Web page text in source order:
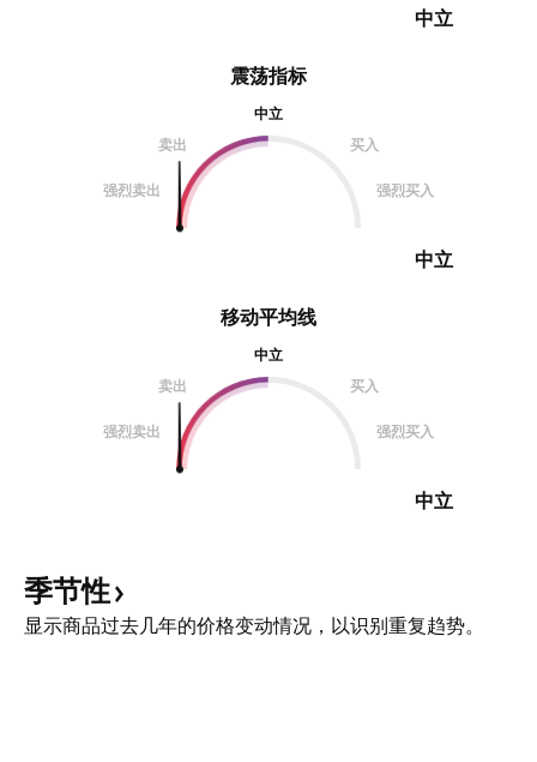
震荡指标
中立
卖出
买入
强烈卖出 强烈买入
中立
中立
移动平均线
中立
卖出
买入
强烈卖出 强烈买入
中立
季节性
显示商品过去几年的价格变动情况，以识别重复趋势。